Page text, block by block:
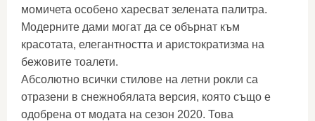
момичета особено харесват зелената палитра.
Модерните дами могат да се обърнат към
красотата, елегантността и аристократизма на
бежовите тоалети.
Абсолютно всички стилове на летни рокли са
отразени в снежнобялата версия, която също е
одобрена от модата на сезон 2020. Това